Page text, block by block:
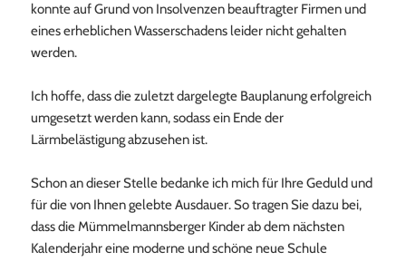
konnte auf Grund von Insolvenzen beauftragter Firmen und
eines erheblichen Wasserschadens leider nicht gehalten
werden.
Ich hoffe, dass die zuletzt dargelegte Bauplanung erfolgreich
umgesetzt werden kann, sodass ein Ende der
Lärmbelästigung abzusehen ist.
Schon an dieser Stelle bedanke ich mich für Ihre Geduld und
für die von Ihnen gelebte Ausdauer. So tragen Sie dazu bei,
dass die Mümmelmannsberger Kinder ab dem nächsten
Kalenderjahr eine moderne und schöne neue Schule